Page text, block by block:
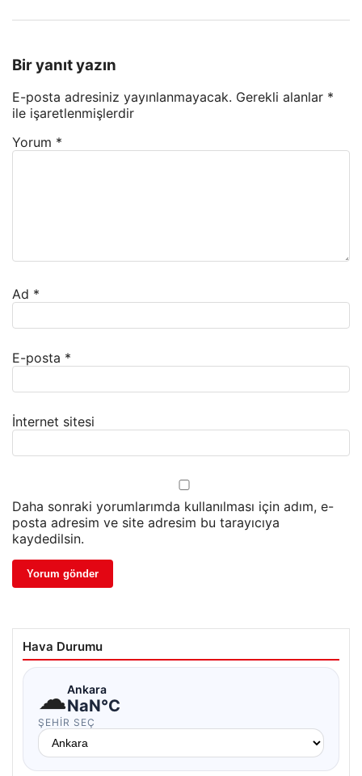
Bir yanıt yazın
E-posta adresiniz yayınlanmayacak. Gerekli alanlar *
ile işaretlenmişlerdir
Yorum *
Ad *
E-posta *
İnternet sitesi
Daha sonraki yorumlarımda kullanılması için adım, e-
posta adresim ve site adresim bu tarayıcıya
kaydedilsin.
Hava Durumu
☁Ankara
NaN°C
ŞEHIR SEÇ